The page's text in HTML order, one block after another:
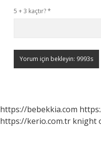
5 + 3 kaçtır?*
https://bebekkia.com
https://kerio.com.tr knight